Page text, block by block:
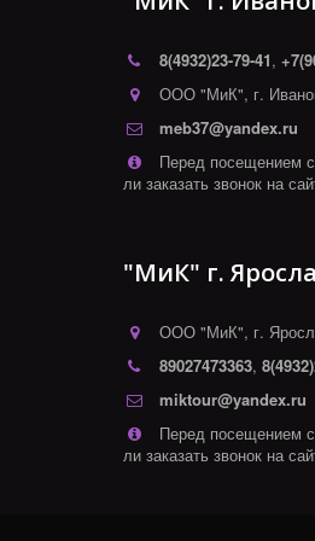
8(4932)23-79-41,
ООО "МиК", г.
meb37@yandex.ru
Перед посещением
ли заказать звонок на
"МиК" г.
ООО "МиК", г.
89027473363,
miktour@yandex.ru
Перед посещением
ли заказать звонок на